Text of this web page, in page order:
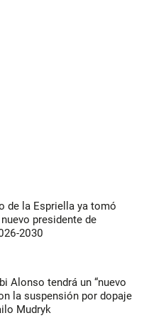
de la Espriella ya tomó
presidente de
2030
Alonso tendrá un “nuevo
la suspensión por dopaje
Mudryk